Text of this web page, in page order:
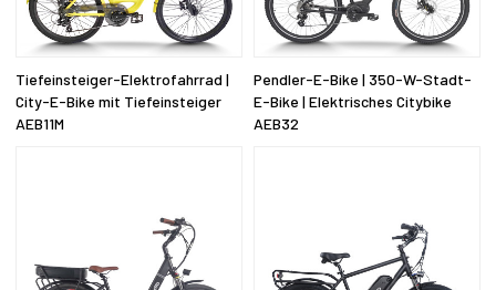
Tiefeinsteiger-Elektrofahrrad |
City-E-Bike mit Tiefeinsteiger
AEB11M
Pendler-E-Bike | 350-W-Stadt-
E-Bike | Elektrisches Citybike
AEB32